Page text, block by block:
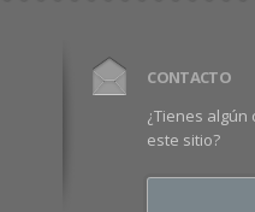
CONTACTO
¿Tienes
este sitio?